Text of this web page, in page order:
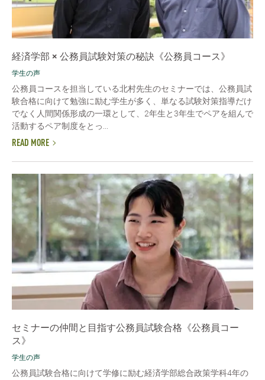
経済学部 × 公務員試験対策の秘訣《公務員コース》
学生の声
公務員コースを担当している北村先生のセミナーでは、公務員試
験合格に向けて勉強に励む学生が多く、単なる試験対策指導だけ
でなく人間関係形成の一環として、2年生と3年生でペアを組んで
活動するペア制度をとっ...
READ MORE
セミナーの仲間と目指す公務員試験合格《公務員コー
ス》
学生の声
公務員試験合格に向けて学修に励む経済学部総合政策学科4年の